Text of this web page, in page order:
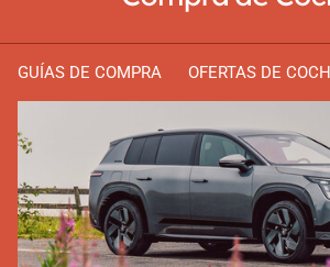
GUÍAS DE COMPRA OFERTAS DE